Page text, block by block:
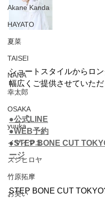
Akane Kanda
HAYATO
夏菜
TAISEI
NANA
幸太郎
OSAKA
yuuka
イマイマユ
ズシヒロヤ
竹原拓摩
お笑い
ショートスタイルからロ
幅広くご提供させていただ
●公式LINE
●WEB予約
●STEP BONE CUT
ージ
STEP BONE CUT